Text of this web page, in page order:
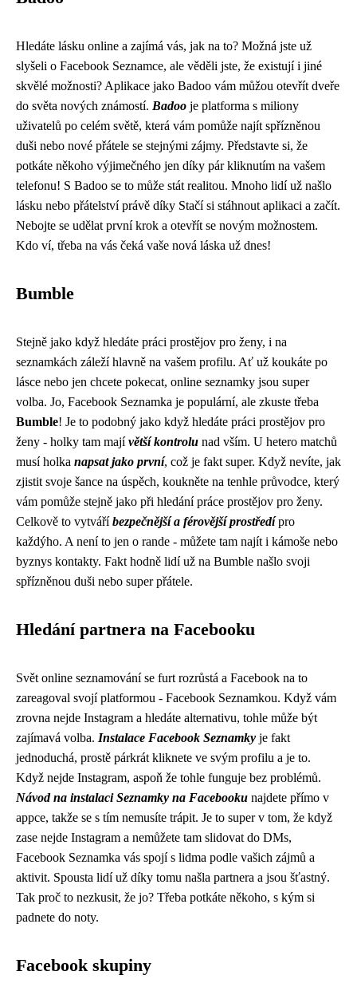
Hledáte lásku online a zajímá vás, jak na to? Možná jste už
slyšeli o Facebook Seznamce, ale věděli jste, že existují i ​​jiné
skvělé možnosti? Aplikace jako Badoo vám můžou otevřít dveře
do světa nových známostí. Badoo je platforma s miliony
uživatelů po celém světě, která vám pomůže najít spřízněnou
duši nebo nové přátele se stejnými zájmy. Představte si, že
potkáte někoho výjimečného jen díky pár kliknutím na vašem
telefonu! S Badoo se to může stát realitou. Mnoho lidí už našlo
lásku nebo přátelství právě díky Stačí si stáhnout aplikaci a začít.
Nebojte se udělat první krok a otevřít se novým možnostem.
Kdo ví, třeba na vás čeká vaše nová láska už dnes!
Bumble
Stejně jako když hledáte práci prostějov pro ženy, i na
seznamkách záleží hlavně na vašem profilu. Ať už koukáte po
lásce nebo jen chcete pokecat, online seznamky jsou super
volba. Jo, Facebook Seznamka je populární, ale zkuste třeba
Bumble! Je to podobný jako když hledáte práci prostějov pro
ženy - holky tam majívětší kontrolu nad vším. U hetero matchů
musí holka napsat jako první, což je fakt super. Když nevíte, jak
zjistit svoje šance na úspěch, koukněte na tenhle průvodce, který
vám pomůže stejně jako při hledání práce prostějov pro ženy.
Celkově to vytváříbezpečnější a férovější prostředípro
každýho. A není to jen o rande - můžete tam najít i kámoše nebo
byznys kontakty. Fakt hodně lidí už na Bumble našlo svoji
spřízněnou duši nebo super přátele.
Hledání partnera na Facebooku
Svět online seznamování se furt rozrůstá a Facebook na to
zareagoval svojí platformou - Facebook Seznamkou. Když vám
zrovna nejde Instagram a hledáte alternativu, tohle může být
zajímavá volba. Instalace Facebook Seznamky je fakt
jednoduchá, prostě párkrát kliknete ve svým profilu a je to.
Když nejde Instagram, aspoň že tohle funguje bez problémů.
Návod na instalaci Seznamky na Facebooku najdete přímo v
appce, takže se s tím nemusíte trápit. Je to super v tom, že když
zase nejde Instagram a nemůžete tam slidovat do DMs,
Facebook Seznamka vás spojí s lidma podle vašich zájmů a
aktivit. Spousta lidí už díky tomu našla partnera a jsou šťastný.
Tak proč to nezkusit, že jo? Třeba potkáte někoho, s kým si
padnete do noty.
Facebook skupiny